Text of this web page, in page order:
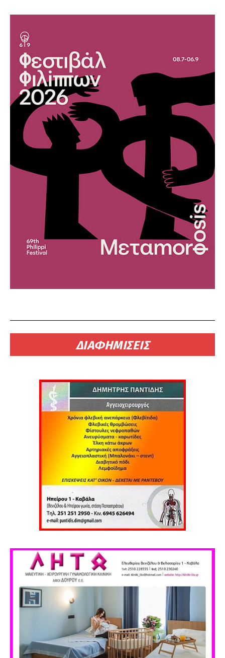
ΔΙΑΦΗΜΙΣΕΙΣ